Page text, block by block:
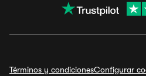
Términos y condicionesConfigurar